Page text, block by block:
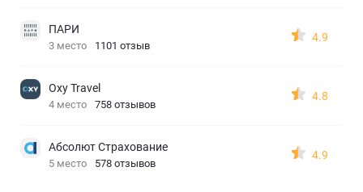
ПАРИ
3 место 1101 отзыв
4.9
Oxy Travel
4 место 758 отзывов
4.8
Абсолют Страхование
5 место 578 отзывов
4.9